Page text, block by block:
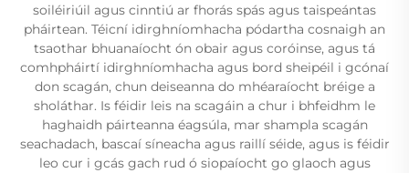
soiléiriúil agus cinntiú ar fhorás spás agus taispeántas
pháirtean. Téicní idirghníomhacha pódartha cosnaigh an
tsaothar bhuanaíocht ón obair agus coróinse, agus tá
comhpháirtí idirghníomhacha agus bord sheipéil i gcónaí
don scagán, chun deiseanna do mhéaraíocht bréige a
sholáthar. Is féidir leis na scagáin a chur i bhfeidhm le
haghaidh páirteanna éagsúla, mar shampla scagán
seachadach, bascaí síneacha agus raillí séide, agus is féidir
leo cur i gcás gach rud ó siopaíocht go glaoch agus